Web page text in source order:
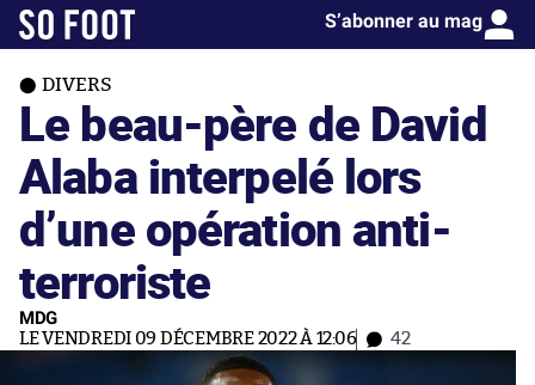
S’abonner au mag
DIVERS
Le beau-père de David
Alaba interpelé lors
d’une opération anti-
terroriste
MDG
LE VENDREDI 09 DÉCEMBRE 2022 À 12:06 42